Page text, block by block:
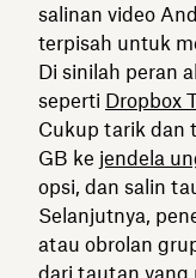
salinan video
terpisah untuk
Di sinilah peran
seperti Dropbox
Cukup tarik dan
GB ke jendela
opsi, dan salin
Selanjutnya,
atau obrolan